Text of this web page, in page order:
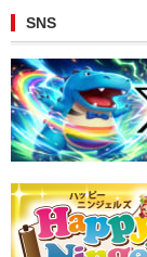
SNS